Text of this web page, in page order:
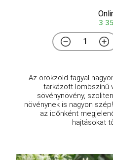
3
Az örökzöld fagyal
tarkázott lombszínű
sövénynövény,
növénynek is nagyon
az időnként
hajtásokat